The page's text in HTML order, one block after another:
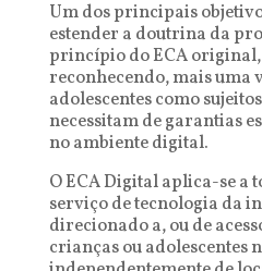
Um dos principais
estender a doutrina da
princípio do ECA
reconhecendo, mais uma
adolescentes como
necessitam de garantias
no ambiente digital.
O ECA Digital aplica-se a
serviço de tecnologia da
direcionado a, ou de
crianças ou adolescentes